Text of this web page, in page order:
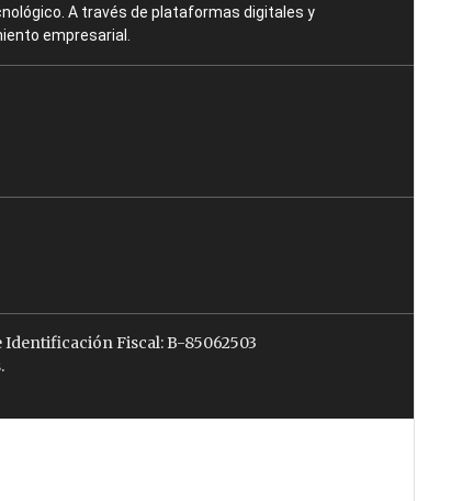
A través de plataformas digitales y
empresarial.
Identificación Fiscal: B-85062503